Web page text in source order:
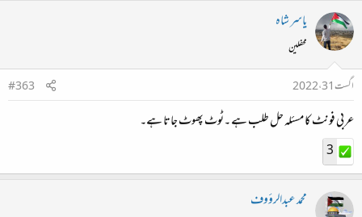
یاسر شاہ
محفلین
اگست 31، 2022
#363
عربی فونٹ کا مسئلہ حل طلب ہے ۔ٹوٹ پھوٹ جاتا ہے۔
3
محمد عبدالرؤوف